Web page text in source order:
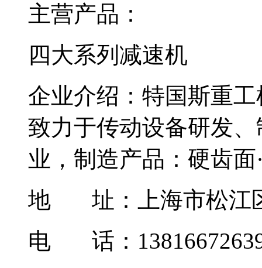
主营产品：
四大系列减速机
企业介绍： 特国斯重
致力于传动设备研发
业，制造产品：硬齿
地 址：
上海市松
电 话：